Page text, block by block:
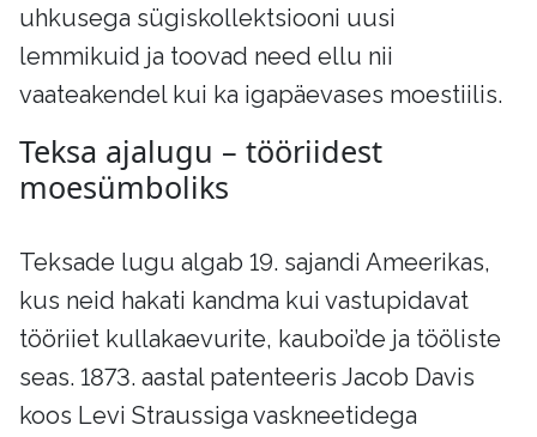
uhkusega sügiskollektsiooni uusi
lemmikuid ja toovad need ellu nii
vaateakendel kui ka igapäevases moestiilis.
Teksa ajalugu – tööriidest
moesümboliks
Teksade lugu algab 19. sajandi Ameerikas,
kus neid hakati kandma kui vastupidavat
tööriiet kullakaevurite, kauboi’de ja tööliste
seas. 1873. aastal patenteeris Jacob Davis
koos Levi Straussiga vaskneetidega